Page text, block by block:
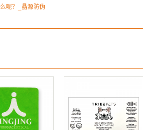
呢？_晶源防伪